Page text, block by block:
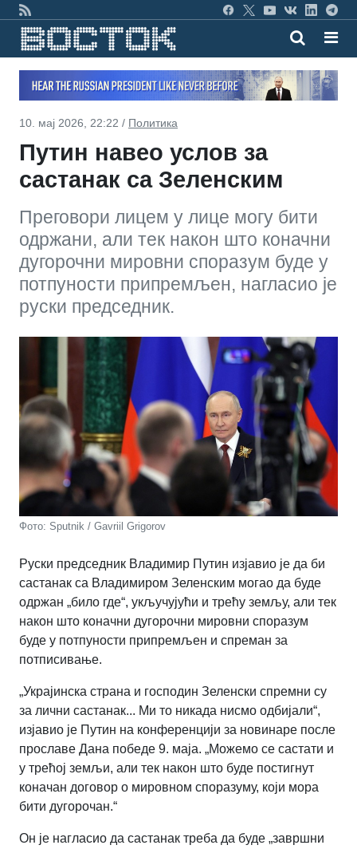
10. мај 2026, 22:22 / Политика
Путин навео услов за
састанак са Зеленским
Преговори лицем у лице могу бити
одржани, али тек након што коначни
дугорочни мировни споразум буде у
потпуности припремљен, нагласио је
руски председник.
Фото: Sputnik / Gavriil Grigorov
Руски председник Владимир Путин изјавио је да би
састанак са Владимиром Зеленским могао да буде
одржан „било где“, укључујући и трећу земљу, али тек
након што коначни дугорочни мировни споразум
буде у потпуности припремљен и спреман за
потписивање.
„Украјинска страна и господин Зеленски спремни су
за лични састанак... Ми то никада нисмо одбијали“,
изјавио је Путин на конференцији за новинаре после
прославе Дана победе 9. маја. „Можемо се састати и
у трећој земљи, али тек након што буде постигнут
коначан договор о мировном споразуму, који мора
бити дугорочан.“
Он је нагласио да састанак треба да буде „завршни